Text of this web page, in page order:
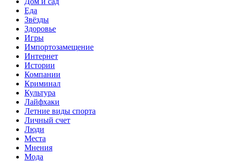
Еда
Звёзды
Здоровье
Игры
Импортозамещение
Интернет
Истории
Компании
Криминал
Культура
Лайфхаки
Летние виды спорта
Личный счет
Люди
Места
Мнения
Мода